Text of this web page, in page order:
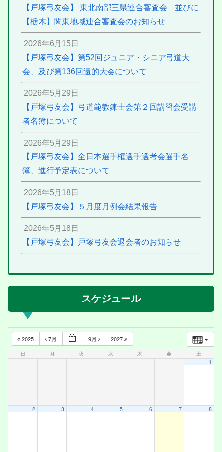
【戸塚弓友会】 東北南部三県連合審査会 並びに
【栃木】関東地域連合審査会のお知らせ
2026年6月15日
【戸塚弓友会】第52回ジュニア・シニア弓道大
会、及び第136回遠的大会について
2026年5月29日
【戸塚弓友会】弓道範教錬士会第２回講習会受講
者名簿について
2026年5月29日
【戸塚弓友会】全日本選手権選手選考会選手名
簿、進行予定表について
2026年5月18日
【戸塚弓友会】５月度月例会結果報告
2026年5月18日
【戸塚弓友会】戸塚弓友会退会者のお知らせ
スケジュール
2025 7月 9月 2027
日 月 火 水 木 金
土
1
2 3 4 5 6 7 8